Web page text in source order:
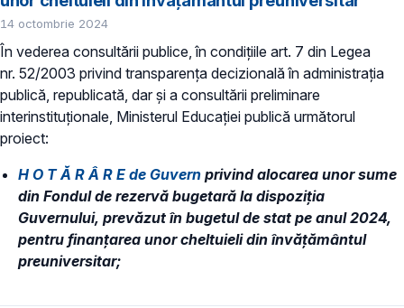
14 octombrie 2024
În vederea consultării publice, în condiţiile art. 7 din Legea
nr. 52/2003 privind transparenţa decizională în administraţia
publică, republicată, dar și a consultării preliminare
interinstituționale, Ministerul Educaţiei publică următorul
proiect:
H O T Ă R Â R E de Guvern privind alocarea unor sume
din Fondul de rezervă bugetară la dispoziția
Guvernului, prevăzut în bugetul de stat pe anul 2024,
pentru finanțarea unor cheltuieli din învățământul
preuniversitar;